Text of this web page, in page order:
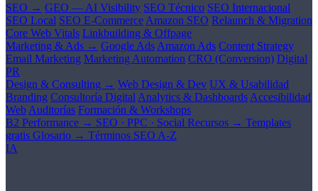
SEO → GEO — AI Visibility SEO Técnico SEO Internacional
SEO Local SEO E-Commerce Amazon SEO Relaunch & Migration
Core Web Vitals Linkbuilding & Offpage
Marketing & Ads → Google Ads Amazon Ads Content Strategy
Email Marketing Marketing Automation CRO (Conversion) Digital
PR
Design & Consulting → Web Design & Dev UX & Usabilidad
Branding Consultoría Digital Analytics & Dashboards Accesibilidad
Web Auditorías Formación & Workshops
B2 Performance → SEO · PPC · Social Recursos → Templates
gratis Glosario → Términos SEO A-Z
IA